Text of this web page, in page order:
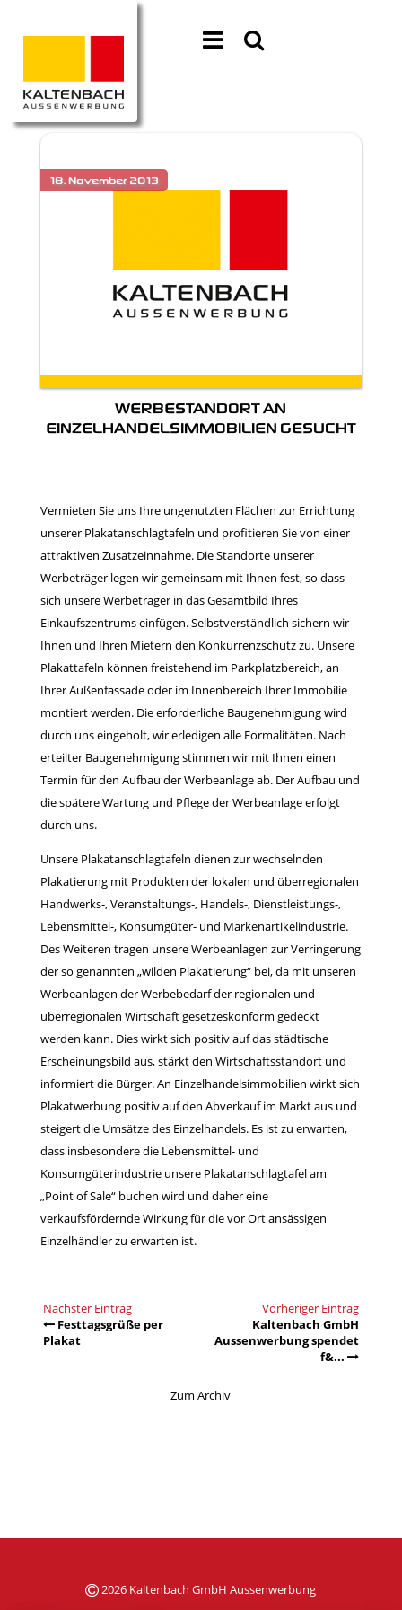
WERBESTANDORT AN
EINZELHANDELSIMMOBILIEN GESUCHT
Vermieten Sie uns Ihre ungenutzten Flächen zur Errichtung
unserer Plakatanschlagtafeln und profitieren Sie von einer
attraktiven Zusatzeinnahme. Die Standorte unserer
Werbeträger legen wir gemeinsam mit Ihnen fest, so dass
sich unsere Werbeträger in das Gesamtbild Ihres
Einkaufszentrums einfügen. Selbstverständlich sichern wir
Ihnen und Ihren Mietern den Konkurrenzschutz zu. Unsere
Plakattafeln können freistehend im Parkplatzbereich, an
Ihrer Außenfassade oder im Innenbereich Ihrer Immobilie
montiert werden. Die erforderliche Baugenehmigung wird
durch uns eingeholt, wir erledigen alle Formalitäten. Nach
erteilter Baugenehmigung stimmen wir mit Ihnen einen
Termin für den Aufbau der Werbeanlage ab. Der Aufbau und
die spätere Wartung und Pflege der Werbeanlage erfolgt
durch uns.
Unsere Plakatanschlagtafeln dienen zur wechselnden
Plakatierung mit Produkten der lokalen und überregionalen
Handwerks-, Veranstaltungs-, Handels-, Dienstleistungs-,
Lebensmittel-, Konsumgüter- und Markenartikelindustrie.
Des Weiteren tragen unsere Werbeanlagen zur Verringerung
der so genannten „wilden Plakatierung“ bei, da mit unseren
Werbeanlagen der Werbebedarf der regionalen und
überregionalen Wirtschaft gesetzeskonform gedeckt
werden kann. Dies wirkt sich positiv auf das städtische
Erscheinungsbild aus, stärkt den Wirtschaftsstandort und
informiert die Bürger. An Einzelhandelsimmobilien wirkt sich
Plakatwerbung positiv auf den Abverkauf im Markt aus und
steigert die Umsätze des Einzelhandels. Es ist zu erwarten,
dass insbesondere die Lebensmittel- und
Konsumgüterindustrie unsere Plakatanschlagtafel am
„Point of Sale“ buchen wird und daher eine
verkaufsfördernde Wirkung für die vor Ort ansässigen
Einzelhändler zu erwarten ist.
Nächster Eintrag
Festtagsgrüße per
Plakat
Vorheriger Eintrag
Kaltenbach GmbH
Aussenwerbung spendet
f&...
Zum Archiv
2026 Kaltenbach GmbH Aussenwerbung